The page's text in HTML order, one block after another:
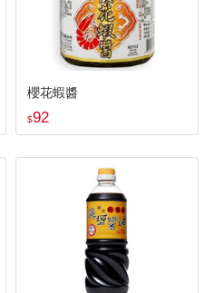
櫻花蝦醬
$92